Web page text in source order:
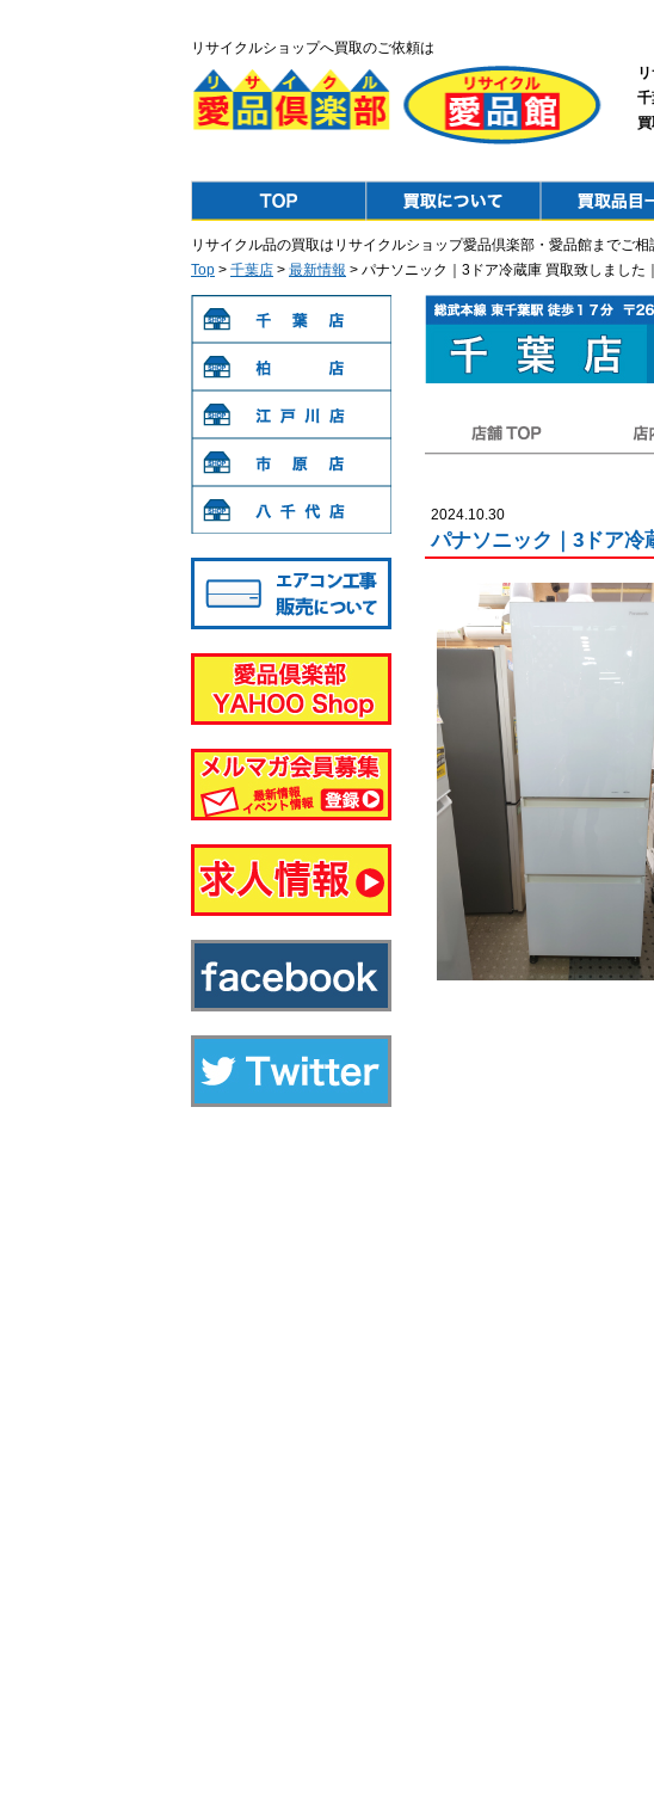
リサイクルショップへ買取のご依頼は
リサイクル品の買取はリサイクルショップ愛品倶楽部・愛品館までご相
Top > 千葉店 > 最新情報 > パナソニック｜3ドア冷蔵庫 買取致しました
2024.10.30
パナソニック｜3ドア冷